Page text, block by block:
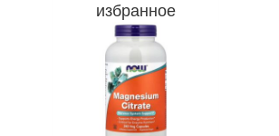
избранное